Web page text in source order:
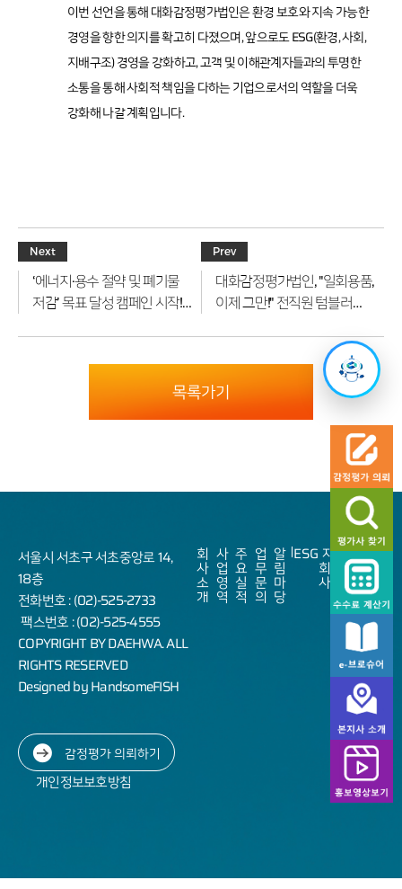
초구 서초
중앙로 14,
18층 (서
이번 선언을 통해 대화감정평가법인은 환경 보호와 지속 가능한
경영을 향한 의지를 확고히 다졌으며, 앞으로도 ESG(환경, 사회,
지배구조) 경영을 강화하고, 고객 및 이해관계자들과의 투명한
소통을 통해 사회적 책임을 다하는 기업으로서의 역할을 더욱
강화해 나갈 계획입니다.
Next
‘에너지·용수 절약 및 폐기물
저감’ 목표 달성 캠페인 시작!
Prev
대화감정평가법인, "일회용품,
이제 그만!" 전직원 텀블러
목록가기
서울시 서초구 서초중앙로 14,
18층
전화번호 : (02)-525-2733
팩스번호 : (02)-525-4555
COPYRIGHT BY DAEHWA. ALL
RIGHTS RESERVED
Designed by HandsomeFISH
감정평가 의뢰하기
개인정보보호방침
회
사
소
개
사
업
영
역
주
요
실
적
업
무
문
의
알
림
마
당
ESG 자
회
사
Sitemap